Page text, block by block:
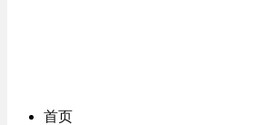
首页